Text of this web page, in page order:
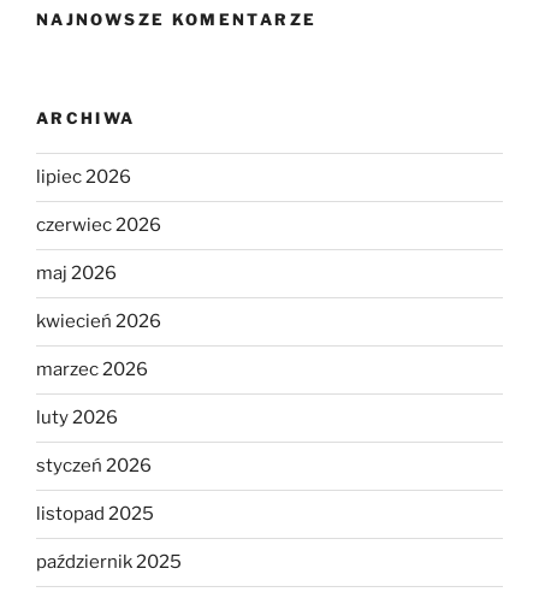
NAJNOWSZE KOMENTARZE
ARCHIWA
lipiec 2026
czerwiec 2026
maj 2026
kwiecień 2026
marzec 2026
luty 2026
styczeń 2026
listopad 2025
październik 2025